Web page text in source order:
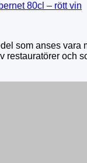
80cl – rött vin
som anses vara
restauratörer och